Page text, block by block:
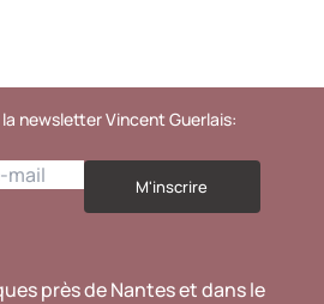
newsletter Vincent Guerlais:
M'inscrire
près de Nantes et dans le